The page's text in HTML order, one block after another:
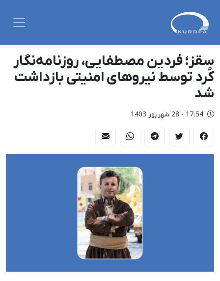
سقز؛ فردین مصطفایی، روزنامه‌نگار
کُرد توسط نیروهای امنیتی بازداشت
شد
17:54 - 28 شهریور 1403